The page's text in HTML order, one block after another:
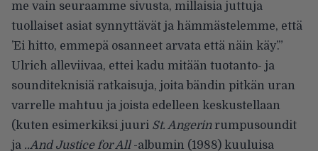
me vain seuraamme sivusta, millaisia juttuja
tuollaiset asiat synnyttävät ja hämmästelemme, että
’Ei hitto, emmepä osanneet arvata että näin käy’.”
Ulrich alleviivaa, ettei kadu mitään tuotanto- ja
sounditeknisiä ratkaisuja, joita bändin pitkän uran
varrelle mahtuu ja joista edelleen keskustellaan
(kuten esimerkiksi juuri St. Angerinrumpusoundit
ja ..And Justice for All-albumin (1988) kuuluisa